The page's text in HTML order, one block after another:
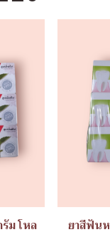
ม โหล ยาสีฟัน